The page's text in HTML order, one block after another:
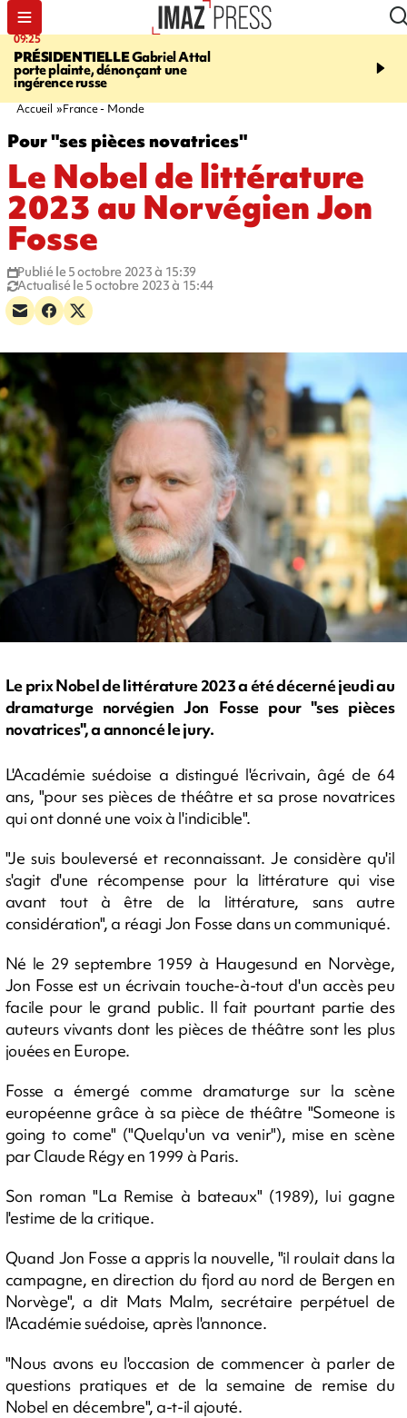
09:25
PRÉSIDENTIELLEGabriel Attal
porte plainte, dénonçant une
ingérence russe
11:43
accident après le virage
Accueil France - Monde
Pour "ses pièces novatrices"
Le Nobel de littérature
2023 au Norvégien Jon
Fosse
Publié le 5 octobre 2023 à 15:39
Actualisé le 5 octobre 2023 à 15:44
Le prix Nobel de littérature 2023 a été décerné jeudi au
dramaturge norvégien Jon Fosse pour "ses pièces
novatrices", a annoncé le jury.
L'Académie suédoise a distingué l'écrivain, âgé de 64
ans, "pour ses pièces de théâtre et sa prose novatrices
qui ont donné une voix à l'indicible".
"Je suis bouleversé et reconnaissant. Je considère qu'il
s'agit d'une récompense pour la littérature qui vise
avant tout à être de la littérature, sans autre
considération", a réagi Jon Fosse dans un communiqué.
Né le 29 septembre 1959 à Haugesund en Norvège,
Jon Fosse est un écrivain touche-à-tout d'un accès peu
facile pour le grand public. Il fait pourtant partie des
auteurs vivants dont les pièces de théâtre sont les plus
jouées en Europe.
Fosse a émergé comme dramaturge sur la scène
européenne grâce à sa pièce de théâtre "Someone is
going to come" ("Quelqu'un va venir"), mise en scène
par Claude Régy en 1999 à Paris.
Son roman "La Remise à bateaux" (1989), lui gagne
l'estime de la critique.
Quand Jon Fosse a appris la nouvelle, "il roulait dans la
campagne, en direction du fjord au nord de Bergen en
Norvège", a dit Mats Malm, secrétaire perpétuel de
l'Académie suédoise, après l'annonce.
"Nous avons eu l'occasion de commencer à parler de
questions pratiques et de la semaine de remise du
Nobel en décembre", a-t-il ajouté.